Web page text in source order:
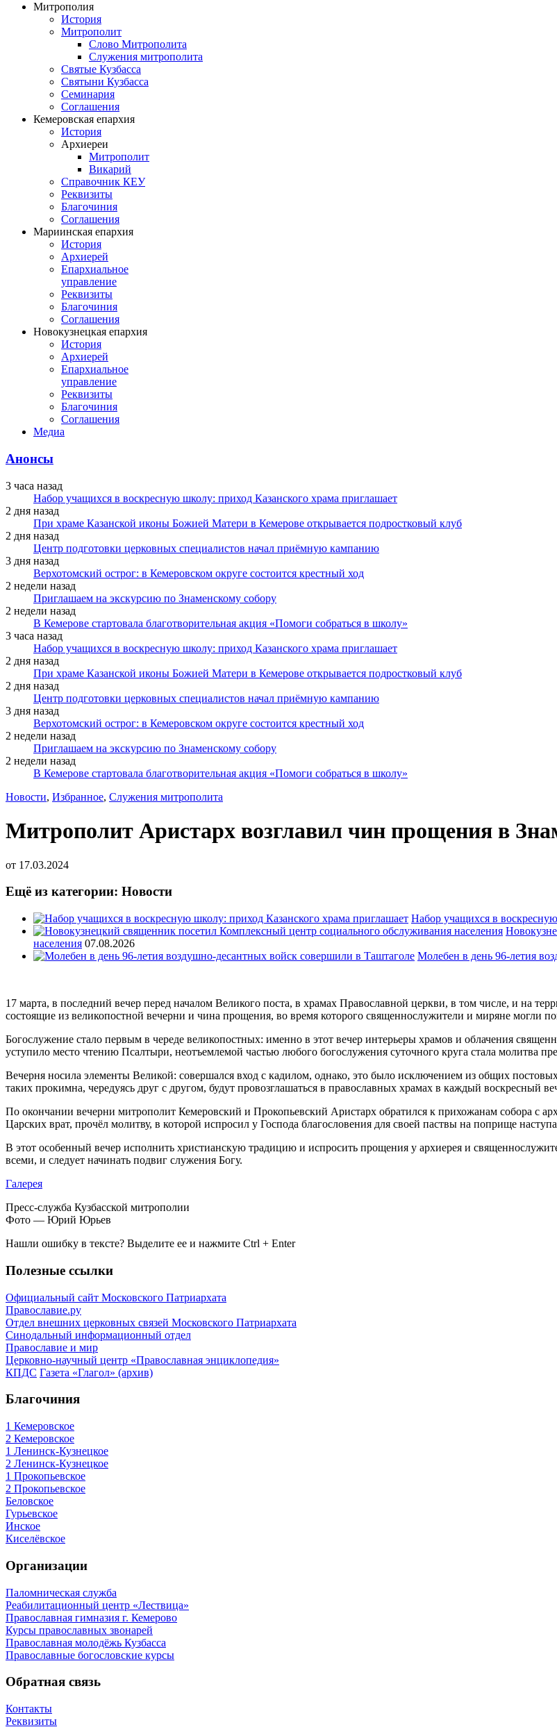
Митрополия
История
Митрополит
Слово Митрополита
Служения митрополита
Святые Кузбасса
Святыни Кузбасса
Семинария
Соглашения
Кемеровская епархия
История
Архиереи
Митрополит
Викарий
Справочник КЕУ
Реквизиты
Благочиния
Соглашения
Мариинская епархия
История
Архиерей
Епархиальное
управление
Реквизиты
Благочиния
Соглашения
Новокузнецкая епархия
История
Архиерей
Епархиальное
управление
Реквизиты
Благочиния
Соглашения
Медиа
Анонсы
3 часа назад
Набор учащихся в воскресную школу: приход Казанского храма приглашает
2 дня назад
При храме Казанской иконы Божией Матери в Кемерове открывается подростковый клуб
2 дня назад
Центр подготовки церковных специалистов начал приёмную кампанию
3 дня назад
Верхотомский острог: в Кемеровском округе состоится крестный ход
2 недели назад
Приглашаем на экскурсию по Знаменскому собору
2 недели назад
В Кемерове стартовала благотворительная акция «Помоги собраться в школу»
3 часа назад
Набор учащихся в воскресную школу: приход Казанского храма приглашает
2 дня назад
При храме Казанской иконы Божией Матери в Кемерове открывается подростковый клуб
2 дня назад
Центр подготовки церковных специалистов начал приёмную кампанию
3 дня назад
Верхотомский острог: в Кемеровском округе состоится крестный ход
2 недели назад
Приглашаем на экскурсию по Знаменскому собору
2 недели назад
В Кемерове стартовала благотворительная акция «Помоги собраться в школу»
Новости, Избранное, Служения митрополита
Митрополит Аристарх возглавил чин прощения в
от 17.03.2024
Ещё из категории: Новости
Набор учащихся в
населения 07.08.2026
Молебен в день 96-летия
17 марта, в последний вечер перед началом Великого поста, в храмах Православной церкви, в том числе, и на
состоящие из великопостной вечерни и чина прощения, во время которого священнослужители и миряне могли
Богослужение стало первым в череде великопостных: именно в этот вечер интерьеры храмов и облачения
уступило место чтению Псалтыри, неотъемлемой частью любого богослужения суточного круга стала молитва
Вечерня носила элементы Великой: совершался вход с кадилом, однако, это было исключением из общих
таких прокимна, чередуясь друг с другом, будут провозглашаться в православных храмах в каждый воскресный
По окончании вечерни митрополит Кемеровский и Прокопьевский Аристарх обратился к прихожанам собора с
Царских врат, прочёл молитву, в которой испросил у Господа благословения для своей паствы на поприще
В этот особенный вечер исполнить христианскую традицию и испросить прощения у архиерея и
всеми, и следует начинать подвиг служения Богу.
Галерея
Пресс-служба Кузбасской митрополии
Фото — Юрий Юрьев
Нашли ошибку в тексте? Выделите ее и нажмите Ctrl + Enter
Полезные ссылки
Официальный сайт Московского Патриархата
Православие.ру
Отдел внешних церковных связей Московского Патриархата
Синодальный информационный отдел
Православие и мир
Церковно-научный центр «Православная энциклопедия»
КПДС Газета «Глагол» (архив)
Благочиния
1 Кемеровское
2 Кемеровское
1 Ленинск-Кузнецкое
2 Ленинск-Кузнецкое
1 Прокопьевское
2 Прокопьевское
Беловское
Гурьевское
Инское
Киселёвское
Организации
Паломническая служба
Реабилитационный центр «Лествица»
Православная гимназия г. Кемерово
Курсы православных звонарей
Православная молодёжь Кузбасса
Православные богословские курсы
Обратная связь
Контакты
Реквизиты